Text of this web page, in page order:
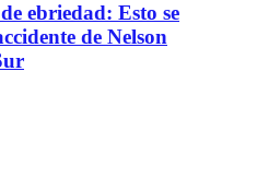
ebriedad: Esto se
de Nelson